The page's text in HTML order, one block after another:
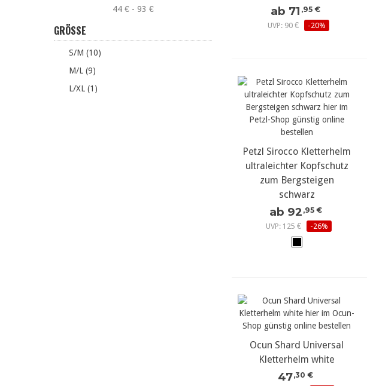
44 € - 93 €
GRÖSSE
S/M (10)
M/L (9)
L/XL (1)
ab 71 ,95 €
UVP: 90 €
-20%
mehr Details...
Petzl Sirocco Kletterhelm
ultraleichter Kopfschutz
zum Bergsteigen
schwarz
ab 92 ,95 €
UVP: 125 €
-26%
mehr Details...
Ocun Shard Universal
Kletterhelm white
47,30 €